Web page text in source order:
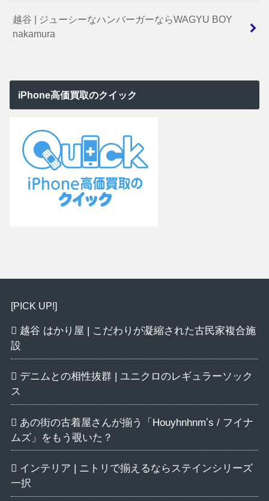
越谷 | ジューシーなハンバーガーならWAGYU BOY
nakamura
iPhone高価買取のクイック
[PICK UP!]
越谷 はかり屋 | こだわりが凝縮された古民家複合施
設
デニムとの相性抜群 | ユニクロのレギュラーソック
ス
あの街の古着屋さんが揃う「Houyhnhnmʼs / フイナ
ムズ」をもう覗いた？
インテリア | ニトリで揃えるならステインシリーズ
一択